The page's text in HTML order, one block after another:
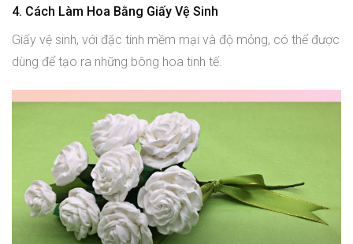
4. Cách Làm Hoa Bằng Giấy Vệ Sinh
Giấy vệ sinh, với đặc tính mềm mại và độ mỏng, có thể được
dùng để tạo ra những bông hoa tinh tế.